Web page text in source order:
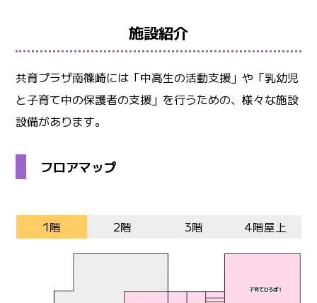
施設紹介
共育プラザ南篠崎には「中高生の活動支援」や「乳幼児
と子育て中の保護者の支援」を行うための、様々な施設
設備があります。
フロアマップ
1階 2階 3階 4階屋上